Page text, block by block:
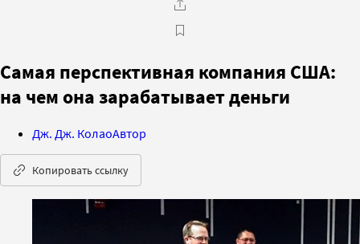
Самая перспективная компания США:
на чем она зарабатывает деньги
Дж. Дж. КолаоАвтор
Копировать ссылку